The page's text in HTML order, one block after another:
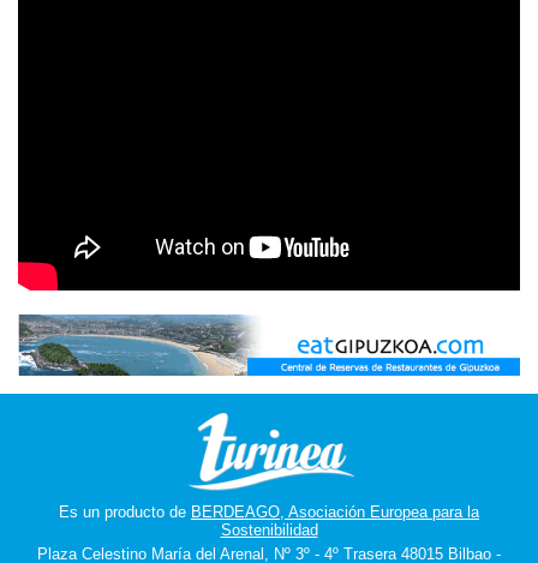
Es un producto de BERDEAGO, Asociación Europea para la
Sostenibilidad
Plaza Celestino María del Arenal, Nº 3º - 4º Trasera 48015 Bilbao -